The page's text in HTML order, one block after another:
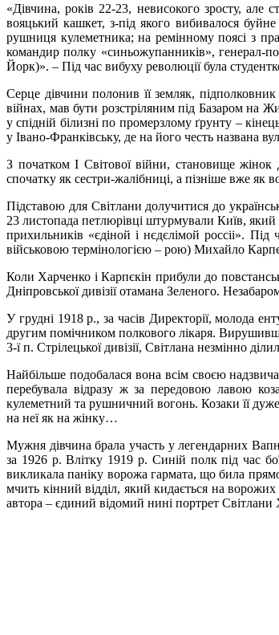
«Дівчина, років 22-23, невисокого зросту,
вояцький кашкет, з-під якого вибивалося
рушниця кулеметника; на ремінному поясі з
командир полку «синьожупанників», генерал-
Йорк)». – Під час вибуху революції була
Серце дівчини полонив її земляк,
війнах, мав бути розстріляним під Базаром на
у спідній білизні по промерзлому ґрунту –
у Івано-Франківську, де на його честь названа
З початком І Світової війни, становище
спочатку як сестри-жалібниці, а пізніше вже як
Підставою для Світлани долучитися до
23 листопада петлюрівці штурмували Київ,
прихильників «єдіной і нєдєлімой россіі».
військовою термінологією – рою) Михайло
Коли Харченко і Карпєкін прибули до
Дніпровської дивізії отамана Зеленого.
У грудні 1918 р., за часів Директорії, молода
другим помічником полкового лікаря.
3-ї п. Стрілецької дивізії, Світлана незмінно
Найбільше подобалася вона всім своєю
перебувала відразу ж за передовою лавою
кулеметний та рушничний вогонь. Козаки її
на неї як на жінку…
Мужня дівчина брала участь у легендарних
за 1926 р. Влітку 1919 р. Синій полк під час
викликала паніку ворожа гармата, що била
мчить кінний відділ, який кидається на
автора – єдиний відомий нині портрет Світлани